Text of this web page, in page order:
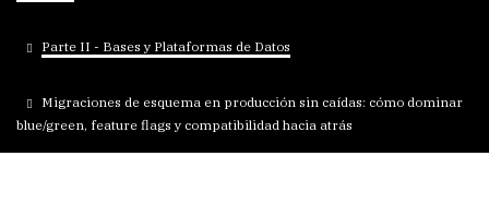
Parte II - Bases y Plataformas de Datos
Migraciones de esquema en producción sin caídas: cómo dominar
blue/green, feature flags y compatibilidad hacia atrás